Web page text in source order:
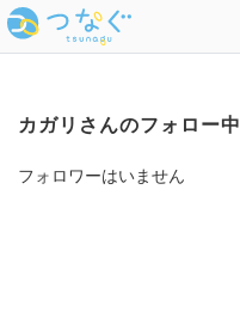
カガリさんのフォロー中
フォロワーはいません